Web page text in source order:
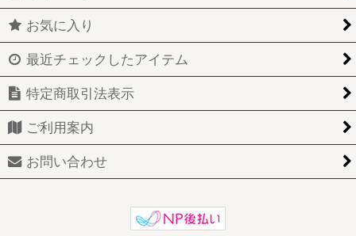
お気に入り
最近チェックしたアイテム
特定商取引法表示
ご利用案内
お問い合わせ